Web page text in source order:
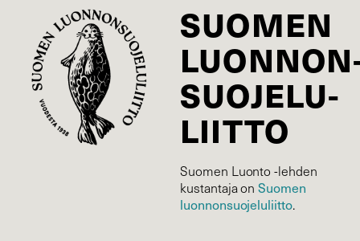
SUOMEN
SUOJELU­
LIITTO
Suomen Luonto -lehden
kustantaja onSuomen
luonnonsuojelu­liitto.